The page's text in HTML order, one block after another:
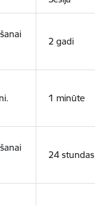
2 gadi
1 minūte
24 stundas